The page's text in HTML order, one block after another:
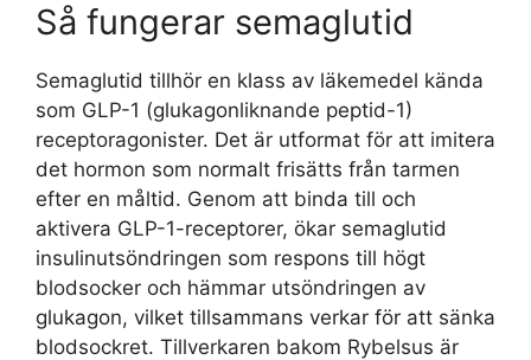
Så fungerar semaglutid
Semaglutid tillhör en klass av läkemedel kända
som GLP-1 (glukagonliknande peptid-1)
receptoragonister. Det är utformat för att imitera
det hormon som normalt frisätts från tarmen
efter en måltid. Genom att binda till och
aktivera GLP-1-receptorer, ökar semaglutid
insulinutsöndringen som respons till högt
blodsocker och hämmar utsöndringen av
glukagon, vilket tillsammans verkar för att sänka
blodsockret. Tillverkaren bakom Rybelsus är